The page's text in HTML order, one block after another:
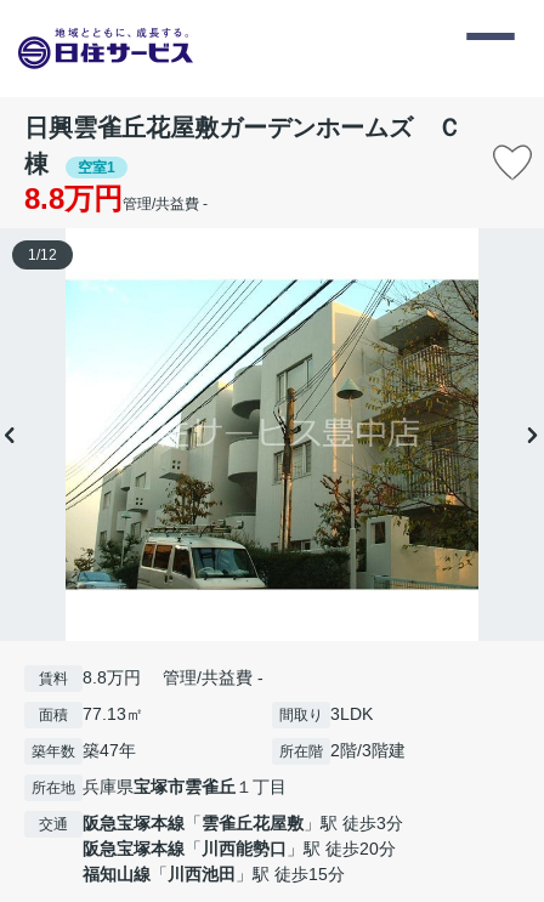
日興雲雀丘花屋敷ガーデンホームズ Ｃ
棟
空室1
8.8万円 管理/共益費 -
1/12
賃料 8.8万円 管理/共益費 -
面積 77.13㎡ 間取り 3LDK
築年数 築47年 所在階 2階/3階建
所在地 兵庫県宝塚市雲雀丘１丁目
交通 阪急宝塚本線 「雲雀丘花屋敷 」駅 徒歩3分
阪急宝塚本線 「 川西能勢口 」駅 徒歩20分
福知山線 「 川西池田 」駅 徒歩15分